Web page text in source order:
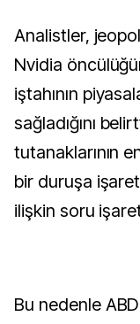
Analistler,
Nvidia
iştahının
sağladığını
tutanaklarının
bir duruşa işaret
ilişkin soru
Bu nedenle